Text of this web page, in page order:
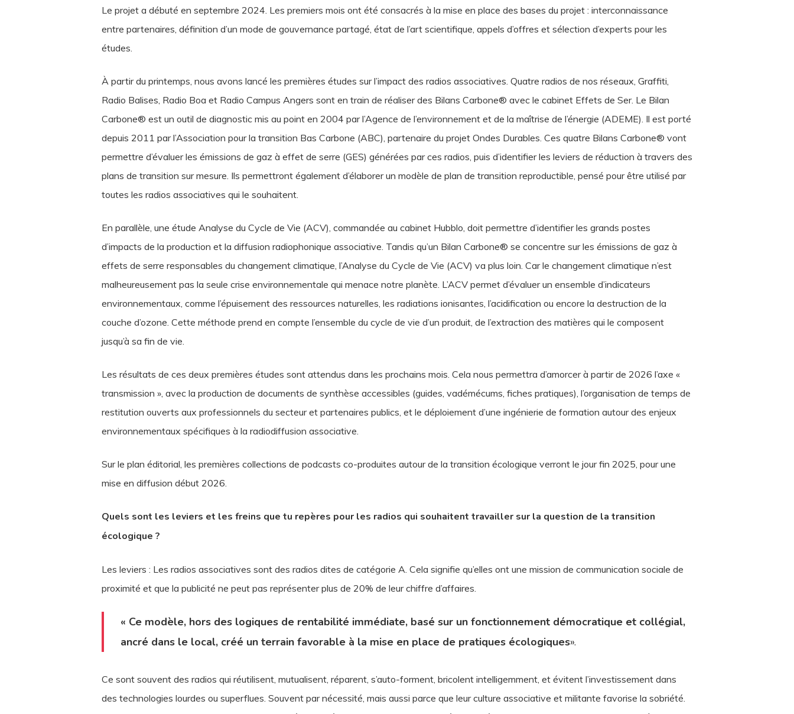
Le projet a débuté en septembre 2024. Les premiers mois ont été consacrés à la mise en place des bases du projet : interconnaissance
entre partenaires, définition d’un mode de gouvernance partagé, état de l’art scientifique, appels d’offres et sélection d’experts pour les
études.
À partir du printemps, nous avons lancé les premières études sur l’impact des radios associatives. Quatre radios de nos réseaux, Graffiti,
Radio Balises, Radio Boa et Radio Campus Angers sont en train de réaliser des Bilans Carbone® avec le cabinet Effets de Ser. Le Bilan
Carbone® est un outil de diagnostic mis au point en 2004 par l’Agence de l’environnement et de la maîtrise de l’énergie (ADEME). Il est porté
depuis 2011 par l’Association pour la transition Bas Carbone (ABC), partenaire du projet Ondes Durables. Ces quatre Bilans Carbone® vont
permettre d’évaluer les émissions de gaz à effet de serre (GES) générées par ces radios, puis d’identifier les leviers de réduction à travers des
plans de transition sur mesure. Ils permettront également d’élaborer un modèle de plan de transition reproductible, pensé pour être utilisé par
toutes les radios associatives qui le souhaitent.
En parallèle, une étude Analyse du Cycle de Vie (ACV), commandée au cabinet Hubblo, doit permettre d’identifier les grands postes
d’impacts de la production et la diffusion radiophonique associative. Tandis qu’un Bilan Carbone® se concentre sur les émissions de gaz à
effets de serre responsables du changement climatique, l’Analyse du Cycle de Vie (ACV) va plus loin. Car le changement climatique n’est
malheureusement pas la seule crise environnementale qui menace notre planète. L’ACV permet d’évaluer un ensemble d’indicateurs
environnementaux, comme l’épuisement des ressources naturelles, les radiations ionisantes, l’acidification ou encore la destruction de la
couche d’ozone. Cette méthode prend en compte l’ensemble du cycle de vie d’un produit, de l’extraction des matières qui le composent
jusqu’à sa fin de vie.
Les résultats de ces deux premières études sont attendus dans les prochains mois. Cela nous permettra d’amorcer à partir de 2026 l’axe «
transmission », avec la production de documents de synthèse accessibles (guides, vadémécums, fiches pratiques), l’organisation de temps de
restitution ouverts aux professionnels du secteur et partenaires publics, et le déploiement d’une ingénierie de formation autour des enjeux
environnementaux spécifiques à la radiodiffusion associative.
Sur le plan éditorial, les premières collections de podcasts co-produites autour de la transition écologique verront le jour fin 2025, pour une
mise en diffusion début 2026.
Quels sont les leviers et les freins que tu repères pour les radios qui souhaitent travailler sur la question de la transition
écologique ?
Les leviers : Les radios associatives sont des radios dites de catégorie A. Cela signifie qu’elles ont une mission de communication sociale de
proximité et que la publicité ne peut pas représenter plus de 20% de leur chiffre d’affaires.
« Ce modèle, hors des logiques de rentabilité immédiate, basé sur un fonctionnement démocratique et collégial,
ancré dans le local, créé un terrain favorable à la mise en place de pratiques écologiques».
Ce sont souvent des radios qui réutilisent, mutualisent, réparent, s’auto-forment, bricolent intelligemment, et évitent l’investissement dans
des technologies lourdes ou superflues. Souvent par nécessité, mais aussi parce que leur culture associative et militante favorise la sobriété.